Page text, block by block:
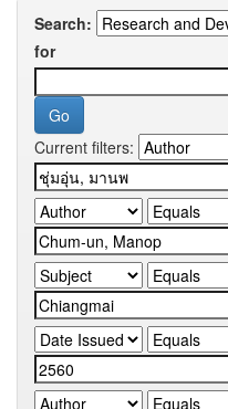
Search:
for
Current filters: